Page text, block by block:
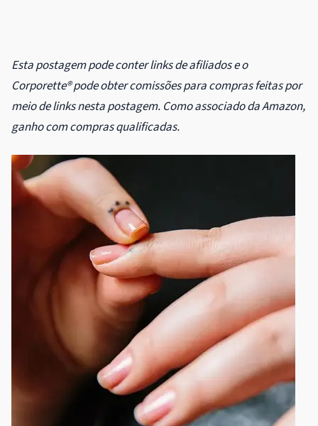
Esta postagem pode conter links de afiliados e o
Corporette® pode obter comissões para compras feitas por
meio de links nesta postagem. Como associado da Amazon,
ganho com compras qualificadas.